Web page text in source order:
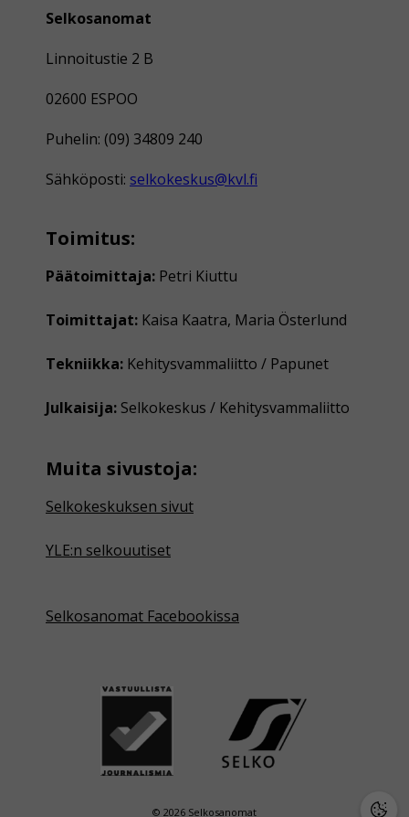
Selkosanomat
Linnoitustie 2 B
02600 ESPOO
Puhelin: (09) 34809 240
Sähköposti: selkokeskus@kvl.fi
Toimitus:
Päätoimittaja: Petri Kiuttu
Toimittajat: Kaisa Kaatra, Maria Österlund
Tekniikka: Kehitysvammaliitto / Papunet
Julkaisija: Selkokeskus / Kehitysvammaliitto
Muita sivustoja:
Selkokeskuksen sivut
YLE:n selkouutiset
Selkosanomat Facebookissa
© 2026 Selkosanomat